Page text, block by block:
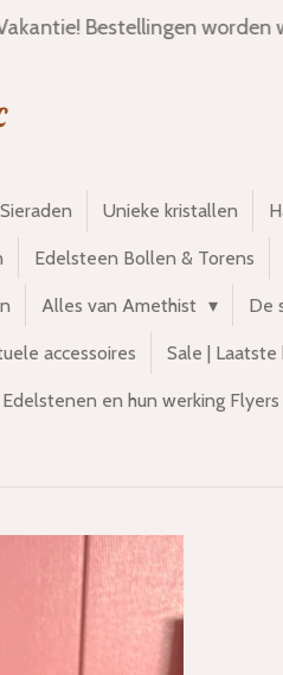
Bestellingen worden
Unieke kristallen
Edelsteen Bollen & Torens
Alles van Amethist De
accessoires Sale | Laatste
Edelstenen en hun werking Flyers